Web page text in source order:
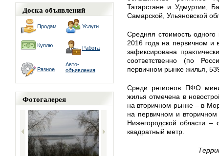
Доска объявлений
Продам Услуги
Куплю Работа
Разное
Авто-
объявления
Фотогалерея
Татарстане и Удмуртии,
Самарской, Ульяновской
Средняя стоимость одного
2016 года на первичном и
зафиксирована
соответственно (по
первичном рынке жилья,
Среди регионов ПФО
жилья отмечена в
на вторичном рынке – в
на первичном и
Нижегородской области –
квадратный метр.